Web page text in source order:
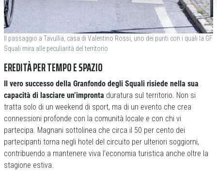
Il passaggio a Tavullia, casa di Valentino Rossi, uno dei punti con i quali la GF
Squali mira alle peculiarità del territorio
EREDITÀ PER TEMPO E SPAZIO
Il vero successo della Granfondo degli Squali risiede nella sua
capacità di lasciare un’impronta duratura sul territorio. Non si
tratta solo di un weekend di sport, ma di un evento che crea
connessioni profonde con la comunità locale e con chi vi
partecipa. Magnani sottolinea che circa il 50 per cento dei
partecipanti torna negli hotel del circuito per ulteriori soggiorni,
contribuendo a mantenere viva l’economia turistica anche oltre la
stagione estiva.